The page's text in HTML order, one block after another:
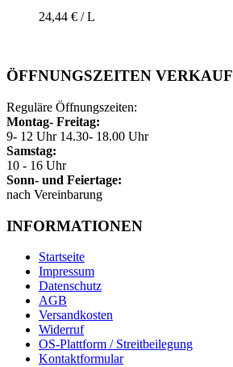
24,44 € / L
ÖFFNUNGSZEITEN VERKAUF
Reguläre Öffnungszeiten:
Montag- Freitag:
9- 12 Uhr 14.30- 18.00 Uhr
Samstag:
10 - 16 Uhr
Sonn- und Feiertage:
nach Vereinbarung
INFORMATIONEN
Startseite
Impressum
Datenschutz
AGB
Versandkosten
Widerruf
OS-Plattform / Streitbeilegung
Kontaktformular